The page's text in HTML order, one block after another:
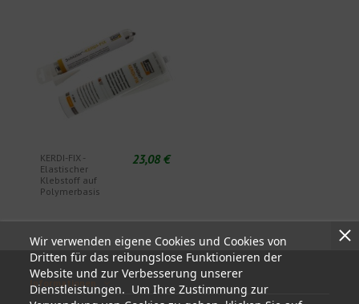
KERDI-FIX -
Elastischer
Klebstoff auf
Polymerbasis
23,08 €
Wir verwenden eigene Cookies und Cookies von
Dritten für das reibungslose Funktionieren der
Website und zur Verbesserung unserer
Dienstleistungen. Um Ihre Zustimmung zur
Informationen